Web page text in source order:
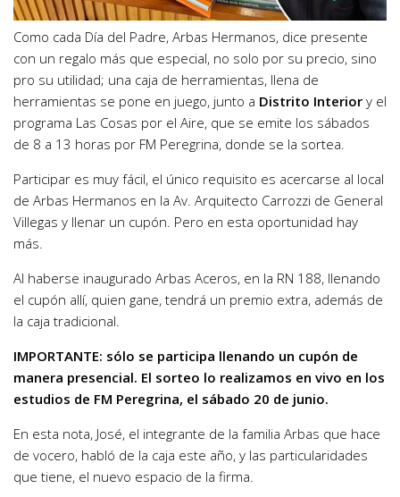
Como cada Día del Padre, Arbas Hermanos, dice presente
con un regalo más que especial, no solo por su precio, sino
pro su utilidad; una caja de herramientas, llena de
herramientas se pone en juego, junto a Distrito Interior y el
programa Las Cosas por el Aire, que se emite los sábados
de 8 a 13 horas por FM Peregrina, donde se la sortea.
Participar es muy fácil, el único requisito es acercarse al local
de Arbas Hermanos en la Av. Arquitecto Carrozzi de General
Villegas y llenar un cupón. Pero en esta oportunidad hay
más.
Al haberse inaugurado Arbas Aceros, en la RN 188, llenando
el cupón allí, quien gane, tendrá un premio extra, además de
la caja tradicional.
IMPORTANTE: sólo se participa llenando un cupón de
manera presencial. El sorteo lo realizamos en vivo en los
estudios de FM Peregrina, el sábado 20 de junio.
En esta nota, José, el integrante de la familia Arbas que hace
de vocero, habló de la caja este año, y las particularidades
que tiene, el nuevo espacio de la firma.